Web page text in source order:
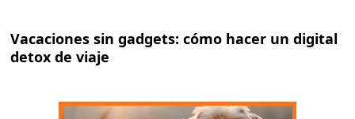
Vacaciones sin gadgets: cómo hacer un digital
detox de viaje